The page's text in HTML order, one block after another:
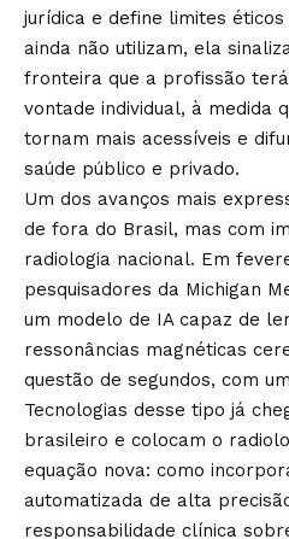
jurídica e define limites
ainda não utilizam, ela
fronteira que a profissão
vontade individual, à medida
tornam mais acessíveis e
saúde público e privado.
Um dos avanços mais
de fora do Brasil, mas com
radiologia nacional. Em
pesquisadores da Michigan
um modelo de IA capaz de
ressonâncias magnéticas
questão de segundos, com
Tecnologias desse tipo já
brasileiro e colocam o
equação nova: como
automatizada de alta
responsabilidade clínica